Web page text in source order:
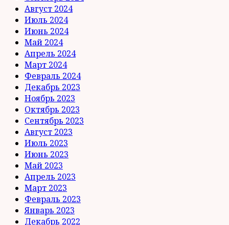
Август 2024
Июль 2024
Июнь 2024
Май 2024
Апрель 2024
Март 2024
Февраль 2024
Декабрь 2023
Ноябрь 2023
Октябрь 2023
Сентябрь 2023
Август 2023
Июль 2023
Июнь 2023
Май 2023
Апрель 2023
Март 2023
Февраль 2023
Январь 2023
Декабрь 2022